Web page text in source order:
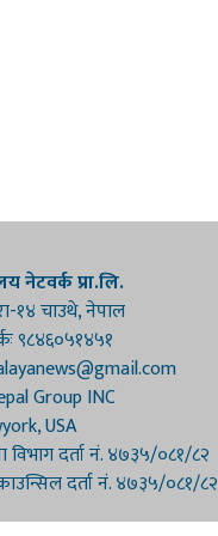
नेटवर्क प्रा.लि.
१४ चाउथे, नेपाल
९८४६०५१४५१
Group INC
USA
विभाग दर्ता नं. ४७३५/०८१/८२
दर्ता नं. ४७३५/०८१/८२